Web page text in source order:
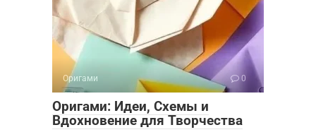
Оригами 0
Оригами: Идеи, Схемы и
Вдохновение для Творчества